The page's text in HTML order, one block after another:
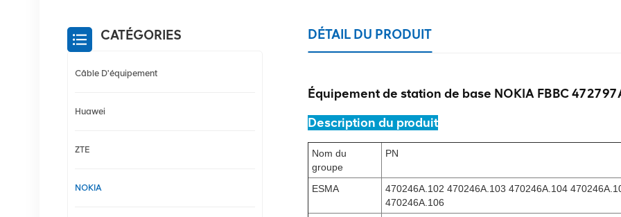
DÉTAIL DU PRODUIT
Équipement de station de base NOKIA FBBC
Description du produit
Nom du
groupe
PN
ESMA
470246A.102 470246A.103 470246A.104
470246A.106
CATÉGORIES
Câble D'équipement
Huawei
ZTE
NOKIA